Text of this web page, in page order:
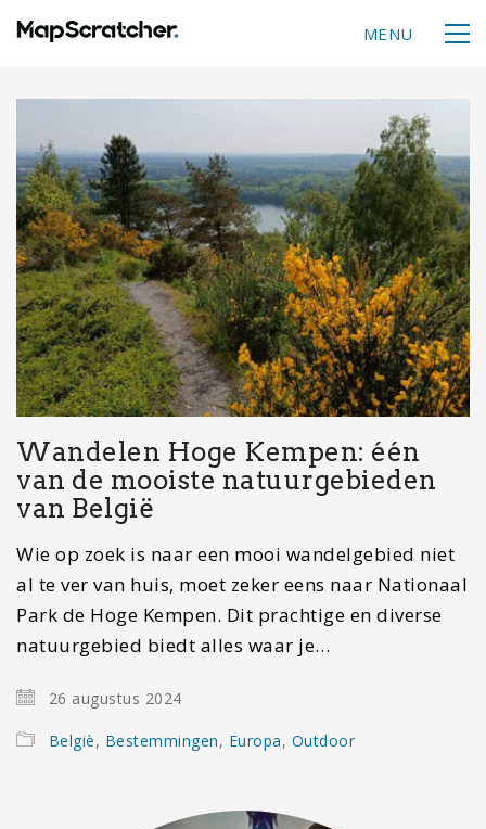
MENU
Wandelen Hoge Kempen: één
van de mooiste natuurgebieden
van België
Wie op zoek is naar een mooi wandelgebied niet
al te ver van huis, moet zeker eens naar Nationaal
Park de Hoge Kempen. Dit prachtige en diverse
natuurgebied biedt alles waar je…
26 augustus 2024
Belgiè, Bestemmingen, Europa, Outdoor